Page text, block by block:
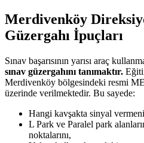
Merdivenköy
Güzergahı İpuçları
Sınav başarısının yarısı araç
sınav güzergahını tanımaktır.
Merdivenköy bölgesindeki resmi
üzerinde verilmektedir. Bu sayede:
Hangi kavşakta sinyal
L Park ve Paralel park
noktalarını,